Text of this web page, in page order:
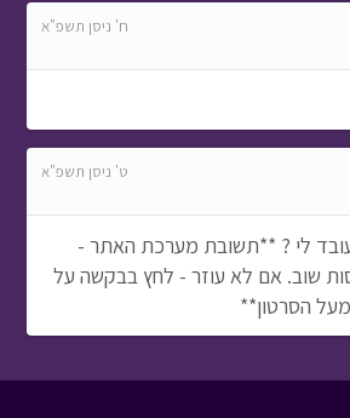
ח' ניסן תשפ"א
ט' ניסן תשפ"א
לי ? **תשובת מערכת האתר -
שוב. אם לא עוזר - לחץ בבקשה על
הסרטון**